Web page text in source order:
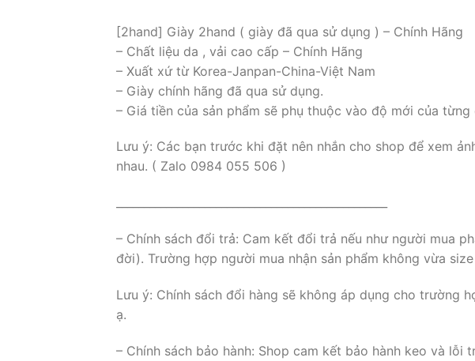
[2hand] Giày 2hand ( giày đã qua sử dụng ) – Chính Hãng
– Chất liệu da , vải cao cấp – Chính Hãng
– Xuất xứ từ Korea-Janpan-China-Việt Nam
– Giày chính hãng đã qua sử dụng.
– Giá tiền của sản phẩm sẽ phụ thuộc vào độ mới của
Lưu ý: Các bạn trước khi đặt nên nhắn cho shop để xem
nhau. ( Zalo 0984 055 506 )
– Chính sách đổi trả: Cam kết đổi trả nếu như người mua
đời). Trường hợp người mua nhận sản phẩm không vừa
Lưu ý: Chính sách đổi hàng sẽ không áp dụng cho trường
ạ.
– Chính sách bảo hành: Shop cam kết bảo hành keo và